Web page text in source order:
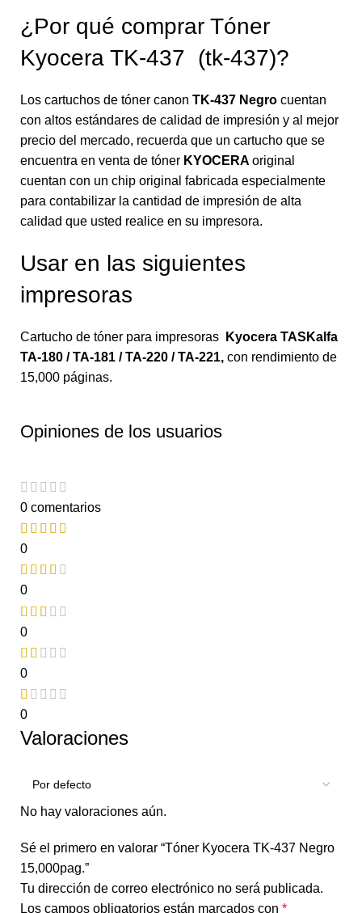
¿Por qué comprar Tóner
Kyocera TK-437 (tk-437)?
Los cartuchos de tóner canon TK-437 Negro cuentan
con altos estándares de calidad de impresión y al mejor
precio del mercado, recuerda que un cartucho que se
encuentra en venta de tóner KYOCERA original
cuentan con un chip original fabricada especialmente
para contabilizar la cantidad de impresión de alta
calidad que usted realice en su impresora.
Usar en las siguientes
impresoras
Cartucho de tóner para impresoras
Kyocera TASKalfa
TA-180 / TA-181 / TA-220 / TA-221, con rendimiento de
15,000 páginas.
Opiniones de los usuarios
0 comentarios
0
0
0
0
0
Valoraciones
No hay valoraciones aún.
Sé el primero en valorar “Tóner Kyocera TK-437 Negro
15,000pag.”
Tu dirección de correo electrónico no será publicada.
Los campos obligatorios están marcados con *